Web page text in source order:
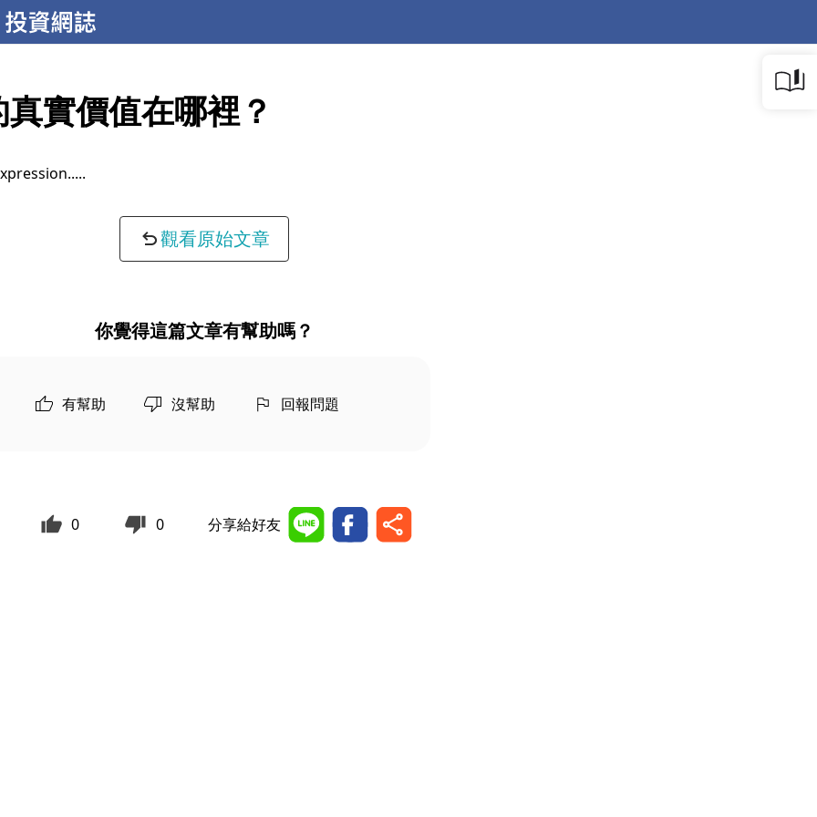
真實價值在哪裡？
觀看原始文章
你覺得這篇文章有幫助嗎？
有幫助 沒幫助 回報問題
0 0 分享給好友